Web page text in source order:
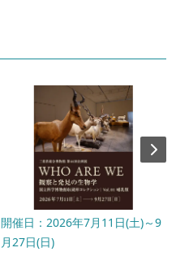
開催日：2026年7月11日(土)～9
月27日(日)